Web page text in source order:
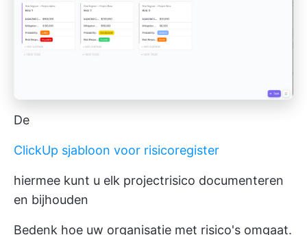
De
ClickUp sjabloon voor risicoregister
hiermee kunt u elk projectrisico documenteren
en bijhouden
Bedenk hoe uw organisatie met risico's omgaat.